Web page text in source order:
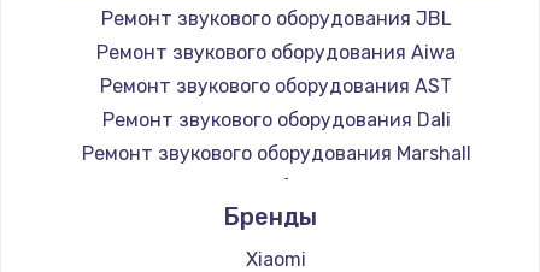
800 руб.
Заказать
Замена картридера
890 руб.
Замена микросхемы NFC
Ремонт звукового оборудования JBL
Ремонт звукового оборудования Aiwa
Ремонт звукового оборудования AST
Ремонт звукового оборудования Dali
Ремонт звукового оборудования Marshall
Ремонт звукового оборудования Supra
Бренды
Xiaomi